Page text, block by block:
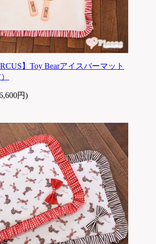
】Toy Bearアイスバーマット
円)